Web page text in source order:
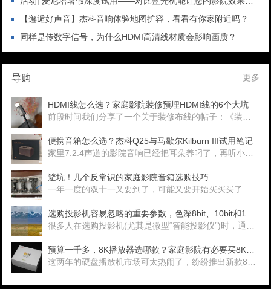
【邂逅好声音】杰科音响体验地图扩容，看看有你家附近吗？
同样是传数字信号，为什么HDMI高清线材质会影响画质？
导购 更多
HDMI线怎么选？家庭影院装修预埋HDMI线的6个大坑
前段时间我们分享了一个关于装修布线的帖子：《装修家庭影院布线总攻略》，就有网友过来诉苦：投影时不时黑屏，然后HDMI线信号就突然不通了，检测发现插头居然已经开
便携音箱怎么选？杰科Q25与马歇尔Kilburn III试用笔记
家里7.2.4声道的影院音响已经把耳朵养叼了，再听小蓝牙音箱的声音真的是一种折磨，这时候一个方便携带的高素质音箱就成了我们一家四口生活娱乐的另一个刚需，家里听听
避坑！几个反常识的家庭影院音箱选购技巧
一年一度的双十一又要到了，可能又要开始买买买了。这里老蜗牛还是要提个醒，一定要擦亮眼睛，别买到劣质产品啊。我们在做产品评测时候，经常会说某些产品用料良心、用料奢
选购投影机容易忽略的重要参数，色深8bit、10bit和12bit有啥区别？
很多人在选购投影机(尤其是微型“智能投影仪”)时，通常主要看亮度、分辨率、光源、CPU、投影距离等，很容易忽略镜头、显示芯片、对比度、色
预算一千多，8K播放器选哪款？家庭影院有必要买8K播放器吗？
这两年的硬盘播放机市场可太热闹了，纷纷推出新款8K产品，从一千多到几万块，各种档次都有，家庭影院网也对其中大部分做了比较详细的评测：《多珀doopoo X3 开